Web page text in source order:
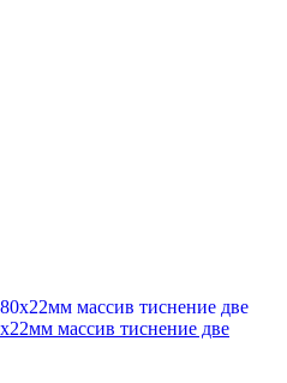
массив тиснение две